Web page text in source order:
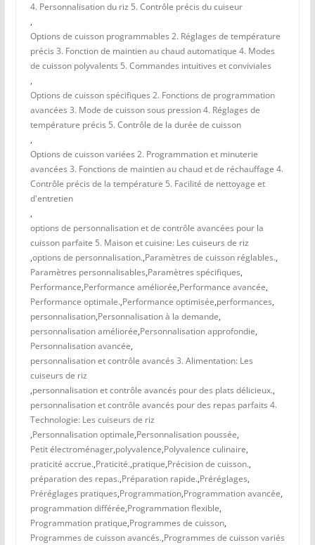
4. Personnalisation du riz 5. Contrôle précis du cuiseur
,
Options de cuisson programmables 2. Réglages de température
précis 3. Fonction de maintien au chaud automatique 4. Modes
de cuisson polyvalents 5. Commandes intuitives et conviviales
,
Options de cuisson spécifiques 2. Fonctions de programmation
avancées 3. Mode de cuisson sous pression 4. Réglages de
température précis 5. Contrôle de la durée de cuisson
,
Options de cuisson variées 2. Programmation et minuterie
avancées 3. Fonctions de maintien au chaud et de réchauffage 4.
Contrôle précis de la température 5. Facilité de nettoyage et
d'entretien
,
options de personnalisation et de contrôle avancées pour la
cuisson parfaite 5. Maison et cuisine: Les cuiseurs de riz
,options de personnalisation.,Paramètres de cuisson réglables.,
Paramètres personnalisables,Paramètres spécifiques,
Performance,Performance améliorée,Performance avancée,
Performance optimale.,Performance optimisée,performances,
personnalisation,Personnalisation à la demande,
personnalisation améliorée,Personnalisation approfondie,
Personnalisation avancée,
personnalisation et contrôle avancés 3. Alimentation: Les
cuiseurs de riz
,personnalisation et contrôle avancés pour des plats délicieux.,
personnalisation et contrôle avancés pour des repas parfaits 4.
Technologie: Les cuiseurs de riz
,Personnalisation optimale,Personnalisation poussée,
Petit électroménager,polyvalence,Polyvalence culinaire,
praticité accrue.,Praticité.,pratique,Précision de cuisson.,
préparation des repas.,Préparation rapide.,Préréglages,
Préréglages pratiques,Programmation,Programmation avancée,
programmation différée,Programmation flexible,
Programmation pratique,Programmes de cuisson,
Programmes de cuisson avancés.,Programmes de cuisson variés